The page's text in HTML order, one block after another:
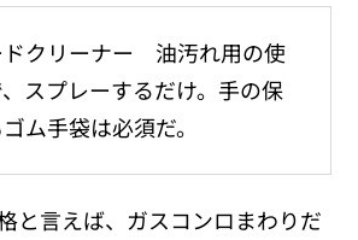
ドクリーナー 油汚れ用の使
スプレーするだけ。手の保
ム手袋は必須だ。
と言えば、ガスコンロまわりだ